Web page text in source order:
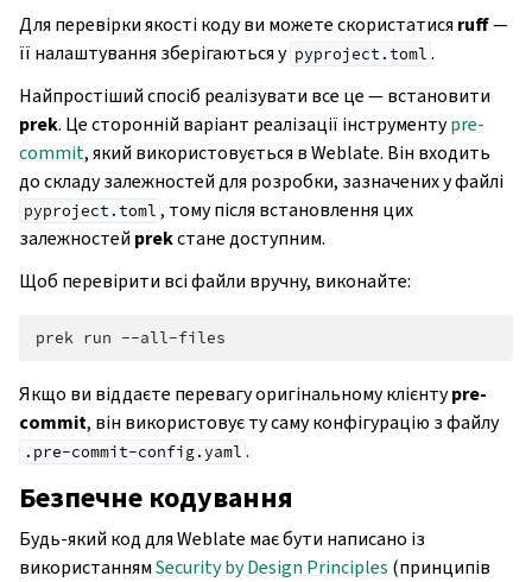
Для перевірки якості коду ви можете скористатися ruff—
її налаштування зберігаються у pyproject.toml .
Найпростіший спосіб реалізувати все це — встановити
prek. Це сторонній варіант реалізації інструментуpre-
commit, який використовується в Weblate. Він входить
до складу залежностей для розробки, зазначених у файлі
pyproject.toml , тому після встановлення цих
залежностей prekстане доступним.
Щоб перевірити всі файли вручну, виконайте:
prek run
Якщо ви віддаєте перевагу оригінальному клієнтуpre-
commit, він використовує ту саму конфігурацію з файлу
.pre-commit-config.yaml .
Безпечне кодування
Будь-який код для Weblate має бути написано із
використаннямSecurity by Design Principles (принципів